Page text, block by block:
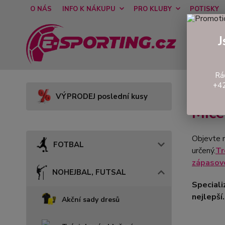
O NÁS INFO K NÁKUPU PRO KLUBY POTISKY
VÝPRODEJ poslední kusy
FOTBAL
NOHEJBAL, FUTSAL
Akční sady dresů
Objevte
určený.